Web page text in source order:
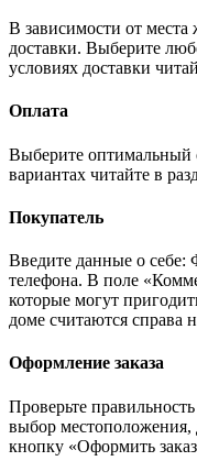
В зависимости от места
доставки. Выберите
условиях доставки
Оплата
Выберите оптимальный
вариантах читайте в
Покупатель
Введите данные о
телефона. В поле
которые могут
доме считаются справа
Оформление заказа
Проверьте
выбор
кнопку «Оформить